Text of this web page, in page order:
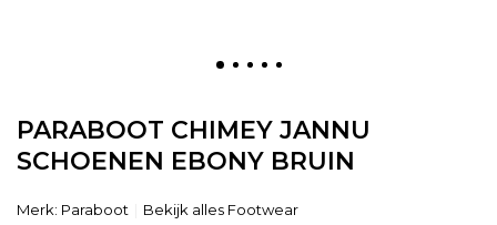
PARABOOT CHIMEY JANNU
SCHOENEN EBONY BRUIN
Merk: Paraboot Bekijk alles Footwear